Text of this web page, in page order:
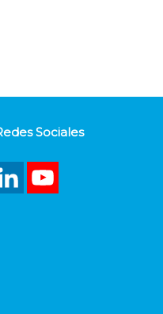
Sociales